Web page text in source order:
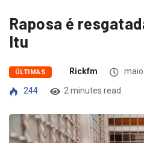
Raposa é
Itu
ÚLTIMAS Rickfm
244
2 minutes read